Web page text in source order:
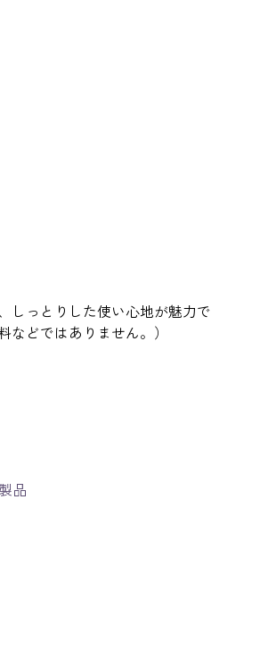
しっとりした使い心地が魅力で
などではありません。）
品